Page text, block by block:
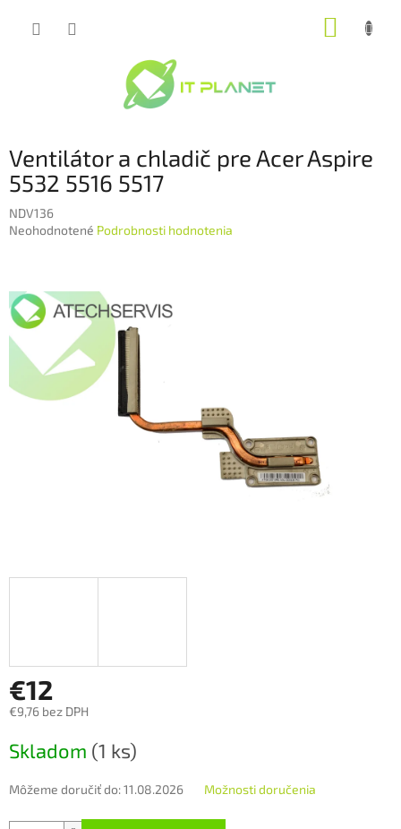
Ventilátor a chladič pre Acer Aspire
5532 5516 5517
NDV136
Priemerné
0,0
z
hviezdičiek.
Neohodnotené Podrobnosti hodnotenia
€12
€9,76 bez DPH
cena:
Skladom (1 ks)
Môžeme doručiť do:11.08.2026 Možnosti doručenia